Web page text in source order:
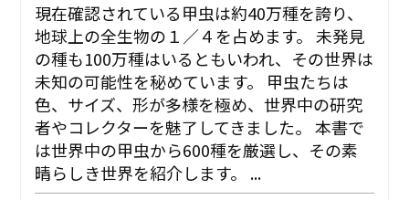
現在確認されている甲虫は約40万種を誇り、
地球上の全生物の１／４を占めます。 未発見
の種も100万種はいるともいわれ、その世界は
未知の可能性を秘めています。 甲虫たちは
色、サイズ、形が多様を極め、世界中の研究
者やコレクターを魅了してきました。 本書で
は世界中の甲虫から600種を厳選し、その素
晴らしき世界を紹介します。 ...